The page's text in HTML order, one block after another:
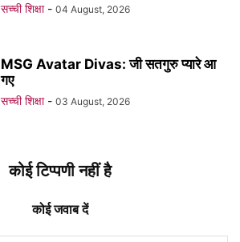
सच्ची शिक्षा - 04 August, 2026
MSG Avatar Divas: जी सतगुरु प्यारे आ
गए
सच्ची शिक्षा - 03 August, 2026
कोई टिप्पणी नहीं है
कोई जवाब दें